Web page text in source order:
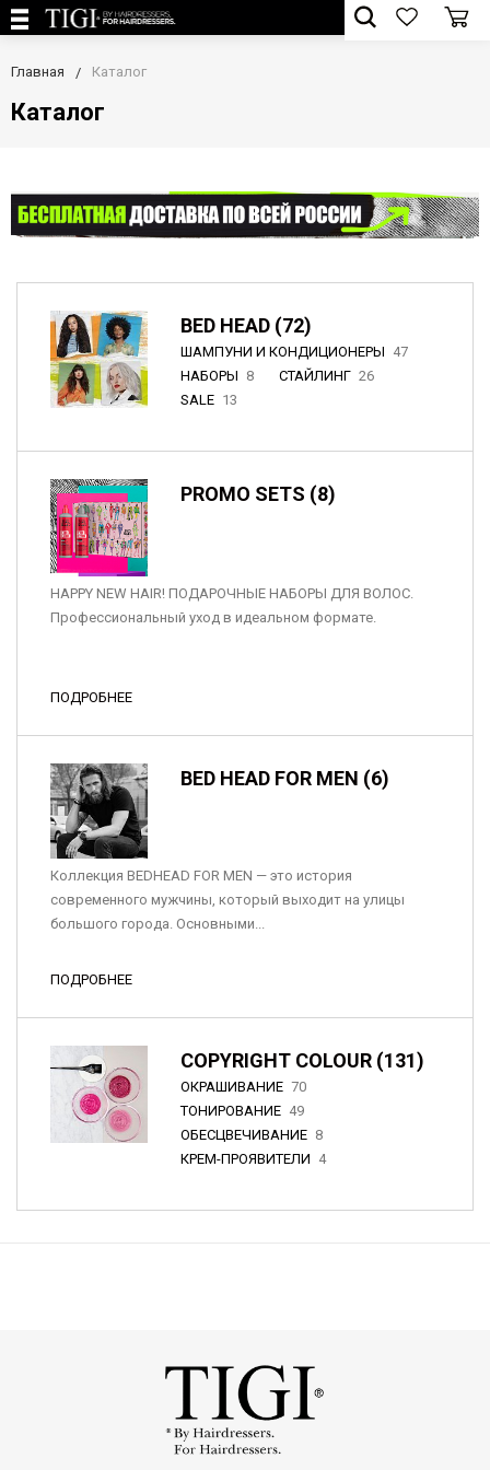
Главная Каталог
Каталог
BED HEAD (72)
ШАМПУНИ И КОНДИЦИОНЕРЫ 47
НАБОРЫ 8 СТАЙЛИНГ 26
SALE 13
PROMO SETS (8)
HAPPY NEW HAIR! ПОДАРОЧНЫЕ НАБОРЫ ДЛЯ ВОЛОС.
Профессиональный уход в идеальном формате.
ПОДРОБНЕЕ
BED HEAD FOR MEN (6)
Коллекция BEDHEAD FOR MEN — это история
современного мужчины, который выходит на улицы
большого города. Основными...
ПОДРОБНЕЕ
COPYRIGHT COLOUR (131)
ОКРАШИВАНИЕ 70
ТОНИРОВАНИЕ 49
ОБЕСЦВЕЧИВАНИЕ 8
КРЕМ-ПРОЯВИТЕЛИ 4